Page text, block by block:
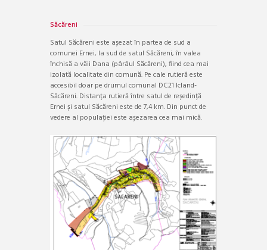
Săcăreni
Satul Săcăreni este așezat în partea de sud a
comunei Ernei, la sud de satul Săcăreni, în valea
închisă a văii Dana (pârâul Săcăreni), fiind cea mai
izolată localitate din comună. Pe cale rutieră este
accesibil doar pe drumul comunal DC21 Icland-
Săcăreni. Distanța rutieră între satul de reședință
Ernei și satul Săcăreni este de 7,4 km. Din punct de
vedere al populației este așezarea cea mai mică.